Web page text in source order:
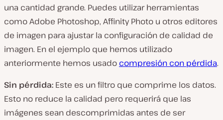
una cantidad grande. Puedes utilizar herramientas
como Adobe Photoshop, Affinity Photo u otros editores
de imagen para ajustar la configuración de calidad de
imagen. En el ejemplo que hemos utilizado
anteriormente hemos usado compresión con pérdida.
Sin pérdida: Este es un filtro que comprime los datos.
Esto no reduce la calidad pero requerirá que las
imágenes sean descomprimidas antes de ser